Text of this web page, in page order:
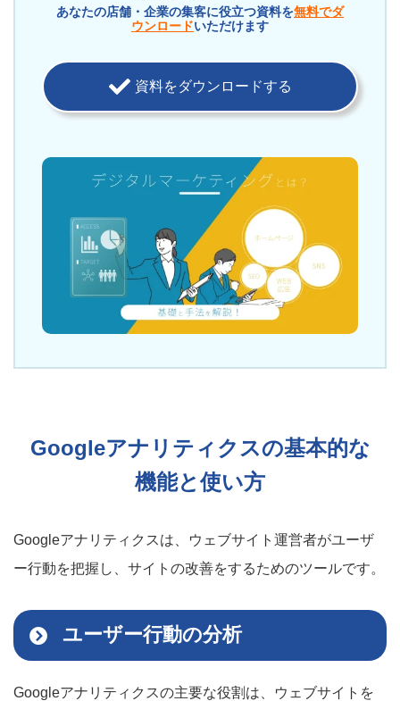
あなたの店舗・企業の集客に役立つ資料を無料でダ
ウンロードいただけます
資料をダウンロードする
Googleアナリティクスの基本的な
機能と使い方
Googleアナリティクスは、ウェブサイト運営者がユーザ
ー行動を把握し、サイトの改善をするためのツールです。
ユーザー行動の分析
Googleアナリティクスの主要な役割は、ウェブサイトを